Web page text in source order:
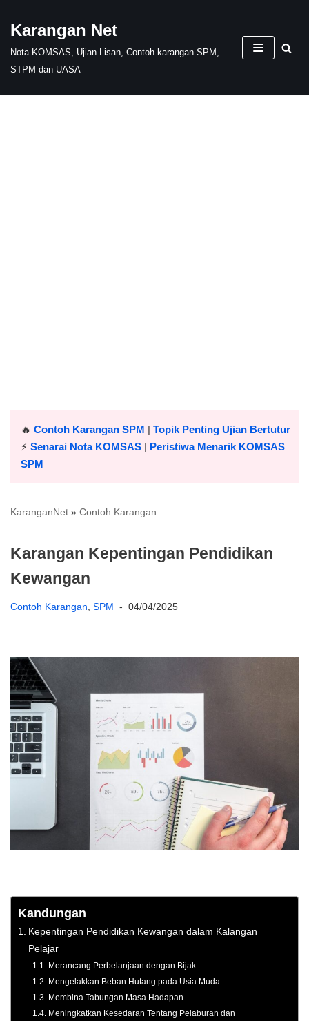
Skip
to
content
Karangan Net
Nota KOMSAS, Ujian Lisan, Contoh karangan SPM,
STPM dan UASA
🔥 Contoh Karangan SPM | Topik Penting Ujian Bertutur
⚡️ Senarai Nota KOMSAS | Peristiwa Menarik KOMSAS
SPM
KaranganNet » Contoh Karangan
Karangan Kepentingan Pendidikan
Kewangan
Contoh Karangan, SPM 04/04/2025
Kandungan
Kepentingan Pendidikan Kewangan dalam Kalangan
Pelajar
Merancang Perbelanjaan dengan Bijak
Mengelakkan Beban Hutang pada Usia Muda
Membina Tabungan Masa Hadapan
Meningkatkan Kesedaran Tentang Pelaburan dan